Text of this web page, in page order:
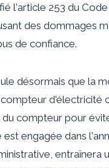
l'article 253 du
des dommages
de confiance.
désormais que la
d'électricité
compteur pour
est engagée dans
entraînera